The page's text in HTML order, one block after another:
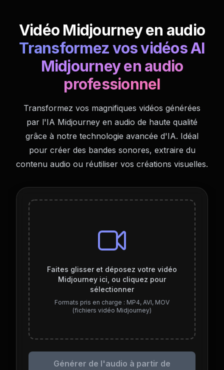
Vidéo Midjourney en audio
Transformez vos vidéos AI
Midjourney en audio
professionnel
Transformez vos magnifiques vidéos générées
par l'IA Midjourney en audio de haute qualité
grâce à notre technologie avancée d'IA. Idéal
pour créer des bandes sonores, extraire du
contenu audio ou réutiliser vos créations visuelles.
Faites glisser et déposez votre vidéo
Midjourney ici, ou cliquez pour
sélectionner
Formats pris en charge : MP4, AVI, MOV
(fichiers vidéo Midjourney)
Générer de l'audio à partir de